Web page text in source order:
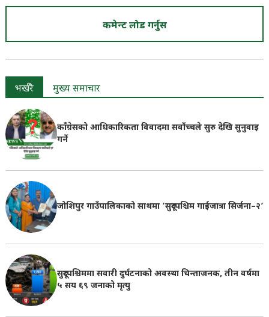
कमेन्ट लोड गर्नुस
भर्खरै मुख्य समाचार
काँग्रेसको आधिकारिकता विवादमा सर्वोच्चले सुरु देखि सुनुवाइ
गर्ने
जोशिपुर गाउँपालिकाको साथमा ‘सुदूरपश्चिम गाईजात्रा सिर्जना–२’
सुदूरपश्चिममा सवारी दुर्घटनाको अवस्था चिन्ताजनक, तीन वर्षमा
५ सय ६९ जनाको मृत्यु